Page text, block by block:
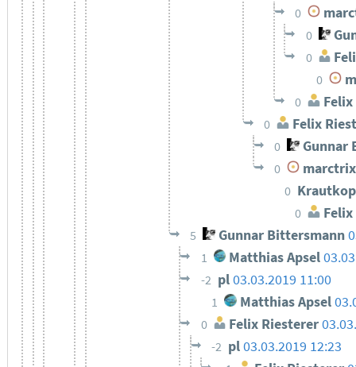
0
0
0
0
0
0 Felix
0 Gunnar
0 marctrix
0
0
5 Gunnar Bittersmann
1 Matthias Apsel
-2 pl03.03.2019 11:00
1 Matthias Apsel
0 Felix Riesterer
-2 pl03.03.2019 12:23